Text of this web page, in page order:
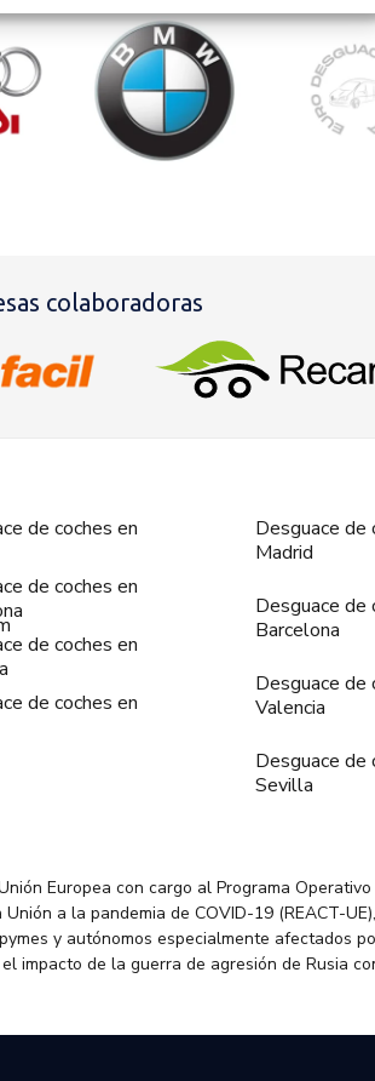
colaboradoras
de coches en
de coches en
de coches en
de coches en
Desguace de
Madrid
Desguace de
Barcelona
Desguace de
Valencia
Desguace de
Sevilla
Europea con cargo al Programa Operativo
a la pandemia de COVID-19 (REACT-
y autónomos especialmente afectados
impacto de la guerra de agresión de Rusia